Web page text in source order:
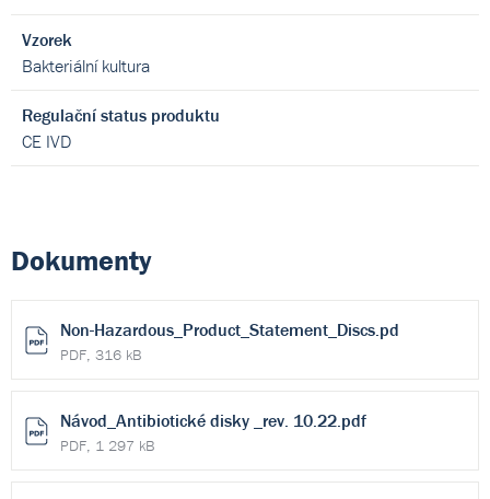
Vzorek
Bakteriální kultura
Regulační status produktu
CE IVD
Dokumenty
Non-Hazardous_Product_Statement_Discs.pd
PDF, 316 kB
Návod_Antibiotické disky _rev. 10.22.pdf
PDF, 1 297 kB